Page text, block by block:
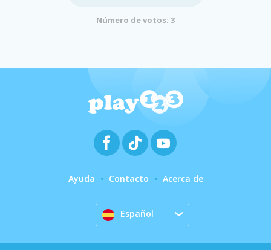
Número de votos: 3
Ayuda Contacto Acerca de
Español